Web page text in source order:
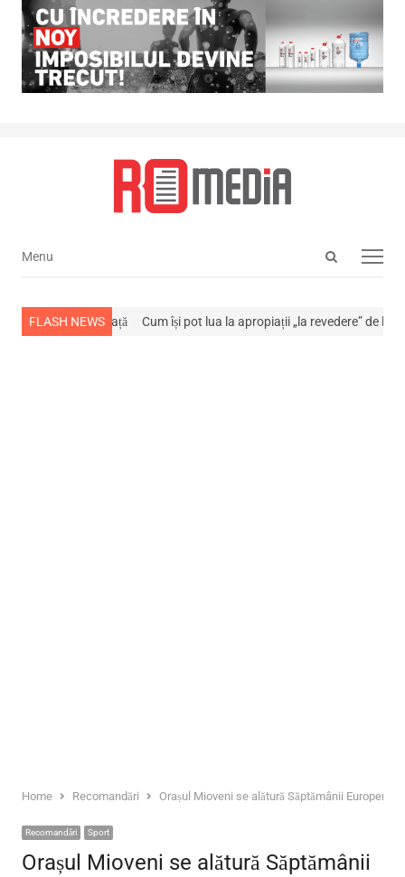
Open
Menu
Menu
FLASH NEWS
a stins din viață Cum își pot lua la apropiații „la revedere” de la…
Home Recomandări Orașul Mioveni se alătură Săptămânii Europene
Recomandări Sport
Orașul Mioveni se alătură Săptămânii